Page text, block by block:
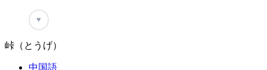
♥
峠（とうげ）
中国語